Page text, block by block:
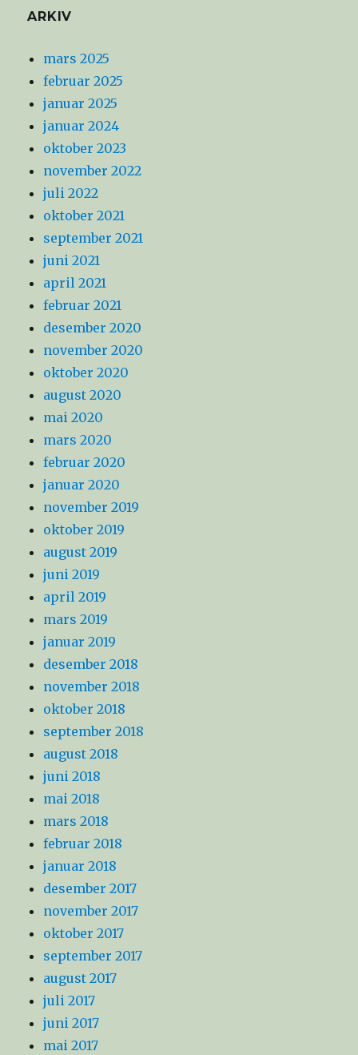
ARKIV
mars 2025
februar 2025
januar 2025
januar 2024
oktober 2023
november 2022
juli 2022
oktober 2021
september 2021
juni 2021
april 2021
februar 2021
desember 2020
november 2020
oktober 2020
august 2020
mai 2020
mars 2020
februar 2020
januar 2020
november 2019
oktober 2019
august 2019
juni 2019
april 2019
mars 2019
januar 2019
desember 2018
november 2018
oktober 2018
september 2018
august 2018
juni 2018
mai 2018
mars 2018
februar 2018
januar 2018
desember 2017
november 2017
oktober 2017
september 2017
august 2017
juli 2017
juni 2017
mai 2017